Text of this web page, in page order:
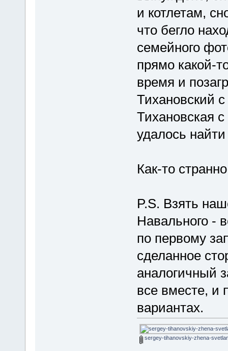
и котлетам,
что бегло
семейного
прямо какой-
время и
Тихановский
Тихановская
удалось
Как-то
P.S. Взять
Навального -
по первому
сделанное
аналогичный
все вместе, и
вариантах.
sergey-tihanovskiy-zhena-